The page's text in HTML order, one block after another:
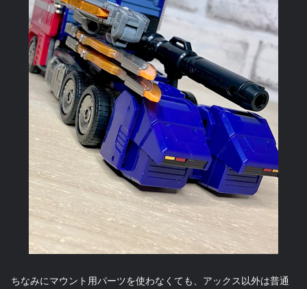
ちなみにマウント用パーツを使わなくても、アックス以外は普通